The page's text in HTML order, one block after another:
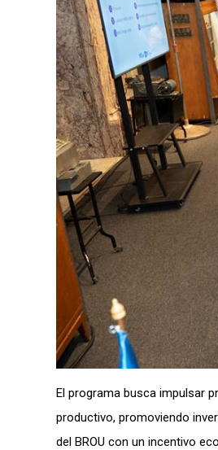
El programa busca impulsar
productivo, promoviendo
del BROU con un incentivo